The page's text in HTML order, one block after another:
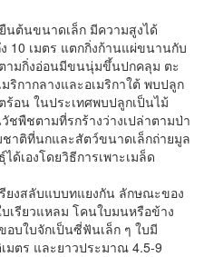
นต้นขนาดเล็ก มีความสูงได้
10 เมตร แตกกิ่งก้านแผ่ขนานกับ
ามกิ่งอ่อนมีขนนุ่มขึ้นปกคลุม ตะ
ริกากลางและอเมริกาใต้ พบปลูก
ร้อน ในประเทศพบปลูกเป็นไม้
พืชตามที่รกร้างว่างเปล่าตามป่า
าติที่นกและสัตว์ขนาดเล็กถ่ายมูล
ด้เองโดยวิธีการเพาะเมล็ด
รียงสลับแบบทแยงกัน ลักษณะของ
เรียวแหลม โคนใบมนหรือข้าง
บใบจักเป็นซี่ฟันเล็ก ๆ ใบมี
มตร และยาวประมาณ 4.5-9